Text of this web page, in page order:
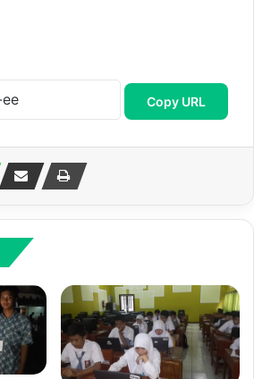
Copy URL